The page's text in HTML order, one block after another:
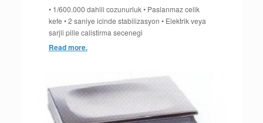
• 1/600.000 dahili cozunurluk • Paslanmaz celik
kefe • 2 saniye icinde stabilizasyon • Elektrik veya
sarjli pille calistirma secenegi
Read more.